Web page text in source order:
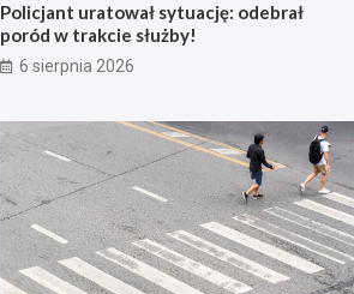
Policjant uratował sytuację: odebrał
poród w trakcie służby!
6 sierpnia 2026